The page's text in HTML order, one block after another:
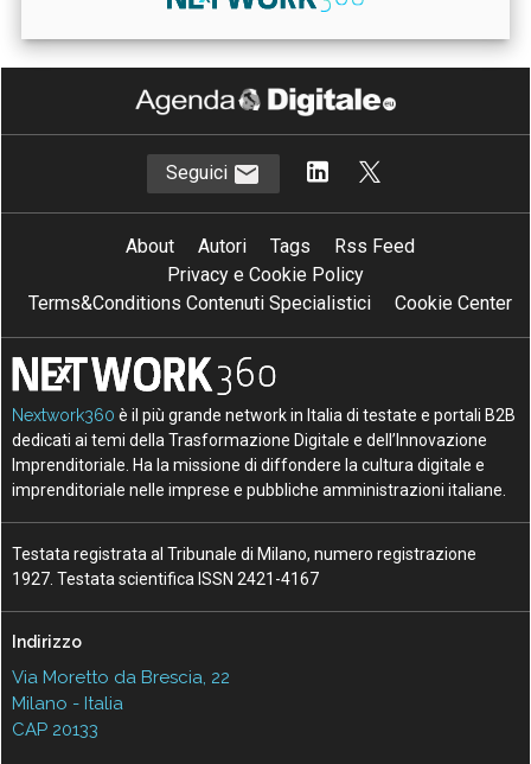
Seguici
About Autori Tags
Rss Feed
Privacy e Cookie Policy
Terms&Conditions Contenuti Specialistici
Cookie Center
Nextwork360 è il più grande network in Italia di testate e portali B2B
dedicati ai temi della Trasformazione Digitale e dell’Innovazione
Imprenditoriale. Ha la missione di diffondere la cultura digitale e
imprenditoriale nelle imprese e pubbliche amministrazioni italiane.
Testata registrata al Tribunale di Milano, numero registrazione
1927. Testata scientifica ISSN 2421-4167
Indirizzo
Via Moretto da Brescia, 22
Milano - Italia
CAP 20133